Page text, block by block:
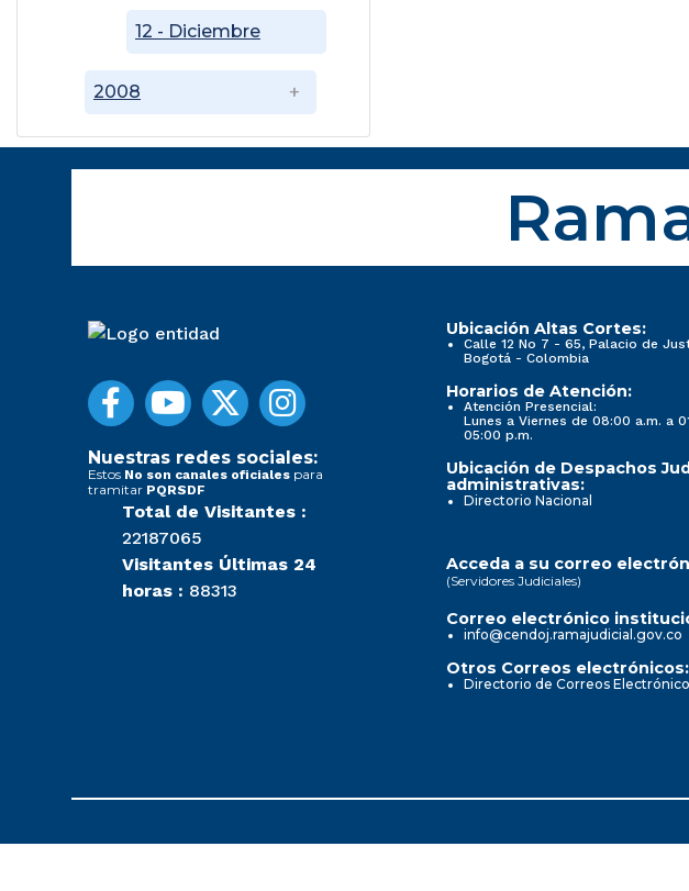
2008
12 - Diciembre
Nuestras redes sociales:
Estos No son canales oficiales para
tramitar PQRSDF
Total de Visitantes :
22187065
Visitantes Últimas 24
horas : 88313
Ubicación Altas Cortes:
Calle 12 No 7 - 65, Palacio de
Bogotá - Colombia
Horarios de Atención:
Atención Presencial:
Lunes a Viernes de 08:00 a.m. a
05:00 p.m.
Ubicación de Despachos
administrativas:
Directorio Nacional
Acceda a su correo
(Servidores Judiciales)
Correo electrónico
info@cendoj.ramajudicial.gov.co
Otros Correos electrónicos:
Directorio de Correos